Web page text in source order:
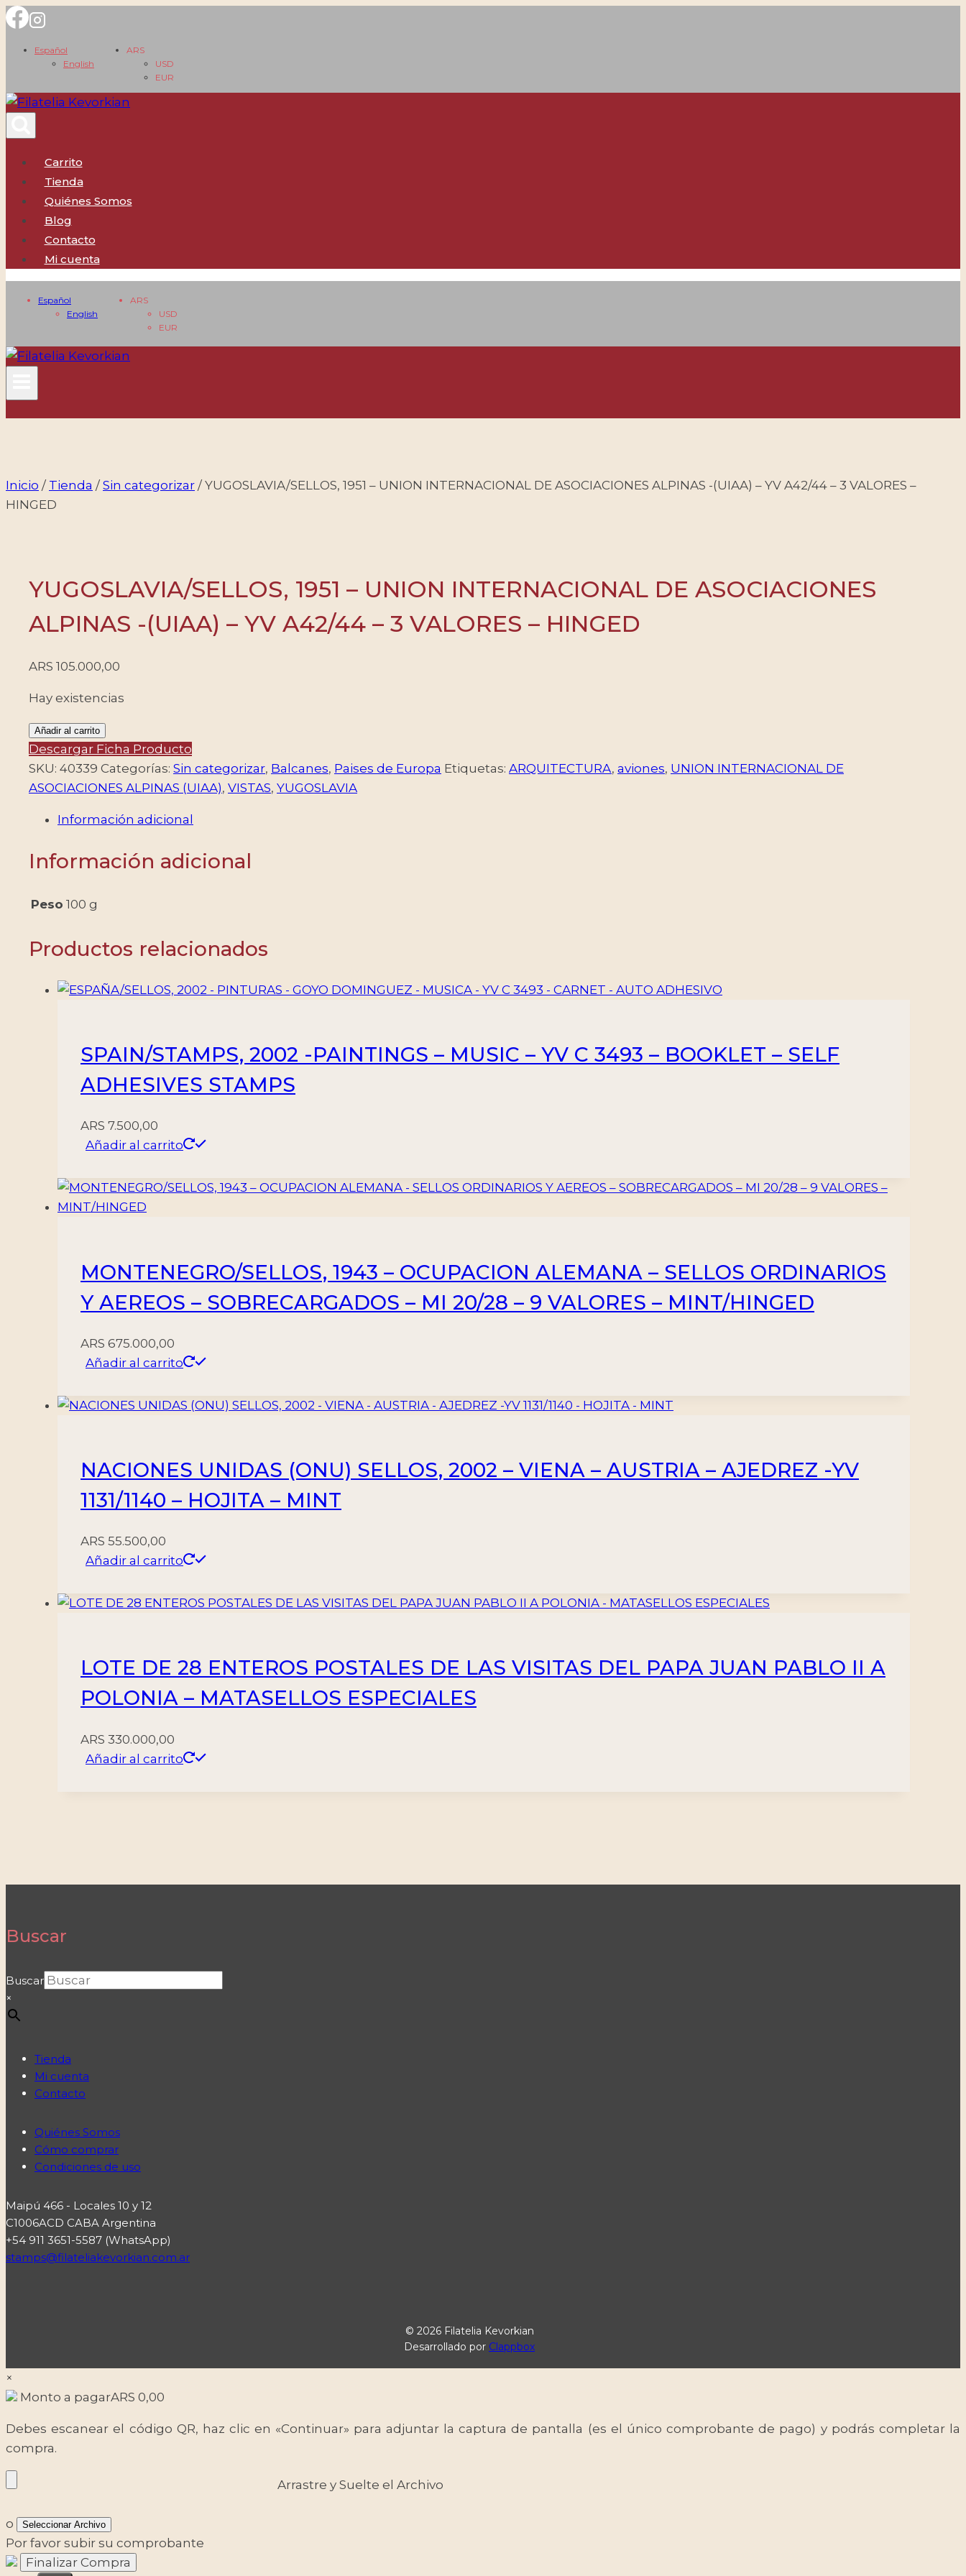
Saltar
contenido
Español
English
ARS
USD
EUR
Carrito
Tienda
Quiénes Somos
Blog
Contacto
Mi cuenta
Español
English
ARS
USD
EUR
Inicio / Tienda / Sin categorizar / YUGOSLAVIA/SELLOS, 1951 – UNION INTERNACIONAL DE ASOCIACIONES ALPINAS -(UIAA) – YV A42/44 – 3 VALORES –
HINGED
YUGOSLAVIA/SELLOS, 1951 – UNION INTERNACIONAL DE ASOCIACIONES
ALPINAS -(UIAA) – YV A42/44 – 3 VALORES – HINGED
ARS 105.000,00
Hay existencias
YUGOSLAVIA/SELLOS,
1951
-
UNION
DE
ALPINAS
(UIAA)
YV
Añadir al carrito
Descargar Ficha Producto
SKU: 40339 Categorías: Sin categorizar, Balcanes, Paises de Europa Etiquetas: ARQUITECTURA, aviones, UNION INTERNACIONAL DE
ASOCIACIONES ALPINAS (UIAA), VISTAS, YUGOSLAVIA
Información adicional
Información adicional
Peso 100 g
Productos relacionados
SPAIN/STAMPS, 2002 -PAINTINGS – MUSIC – YV C 3493 – BOOKLET – SELF
ADHESIVES STAMPS
ARS 7.500,00
Añadir al carrito
MONTENEGRO/SELLOS, 1943 – OCUPACION ALEMANA – SELLOS ORDINARIOS
Y AEREOS – SOBRECARGADOS – MI 20/28 – 9 VALORES – MINT/HINGED
ARS 675.000,00
Añadir al carrito
NACIONES UNIDAS (ONU) SELLOS, 2002 – VIENA – AUSTRIA – AJEDREZ -YV
1131/1140 – HOJITA – MINT
ARS 55.500,00
Añadir al carrito
LOTE DE 28 ENTEROS POSTALES DE LAS VISITAS DEL PAPA JUAN PABLO II A
POLONIA – MATASELLOS ESPECIALES
ARS 330.000,00
Añadir al carrito
Buscar
Buscar
×
Tienda
Mi cuenta
Contacto
Quiénes Somos
Cómo comprar
Condiciones de uso
Maipú 466 - Locales 10 y 12
C1006ACD CABA Argentina
+54 911 3651-5587 (WhatsApp)
stamps@filateliakevorkian.com.ar
© 2026 Filatelia Kevorkian
Desarrollado por Clappbox
×
Monto a pagarARS 0,00
Debes escanear el código QR, haz clic en «Continuar» para adjuntar la captura de pantalla (es el único comprobante de pago) y podrás completar la
compra.
Arrastre y Suelte el Archivo
o Seleccionar Archivo
Por favor subir su comprobante